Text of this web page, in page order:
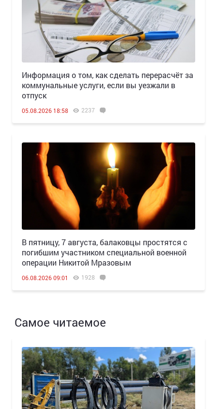
Информация о том, как сделать перерасчёт за
коммунальные услуги, если вы уезжали в
отпуск
05.08.2026 18:58 2237
В пятницу, 7 августа, балаковцы простятся с
погибшим участником специальной военной
операции Никитой Мразовым
06.08.2026 09:01 1928
Самое читаемое